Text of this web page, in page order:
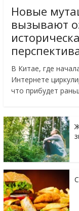
Новые
вызывают
В Китае, где
Интернете
что прибудет